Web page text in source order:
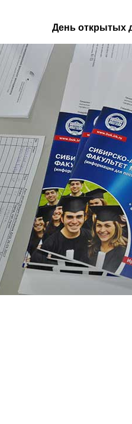
День открытых